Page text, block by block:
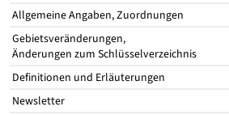
Allgemeine Angaben, Zuordnungen
Gebietsveränderungen,
Änderungen zum Schlüsselverzeichnis
Definitionen und Erläuterungen
Newsletter